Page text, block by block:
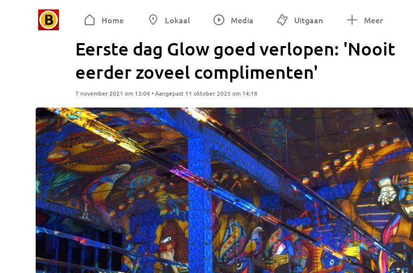
Home Lokaal Media Uitgaan Meer
Eerste dag Glow goed verlopen: 'Nooit
eerder zoveel complimenten'
7 november 2021 om 13:04 • Aangepast 11 oktober 2025 om 14:18